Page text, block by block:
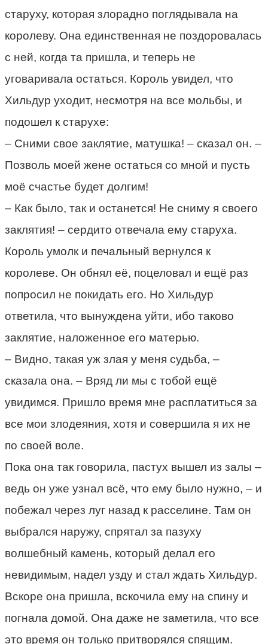
старуху, которая злорадно поглядывала на
королеву. Она единственная не поздоровалась
с ней, когда та пришла, и теперь не
уговаривала остаться. Король увидел, что
Хильдур уходит, несмотря на все мольбы, и
подошел к старухе:
– Сними свое заклятие, матушка! – сказал он. –
Позволь моей жене остаться со мной и пусть
моё счастье будет долгим!
– Как было, так и останется! Не сниму я своего
заклятия! – сердито отвечала ему старуха.
Король умолк и печальный вернулся к
королеве. Он обнял её, поцеловал и ещё раз
попросил не покидать его. Но Хильдур
ответила, что вынуждена уйти, ибо таково
заклятие, наложенное его матерью.
– Видно, такая уж злая у меня судьба, –
сказала она. – Вряд ли мы с тобой ещё
увидимся. Пришло время мне расплатиться за
все мои злодеяния, хотя и совершила я их не
по своей воле.
Пока она так говорила, пастух вышел из залы –
ведь он уже узнал всё, что ему было нужно, – и
побежал через луг назад к расселине. Там он
выбрался наружу, спрятал за пазуху
волшебный камень, который делал его
невидимым, надел узду и стал ждать Хильдур.
Вскоре она пришла, вскочила ему на спину и
погнала домой. Она даже не заметила, что все
это время он только притворялся спящим.